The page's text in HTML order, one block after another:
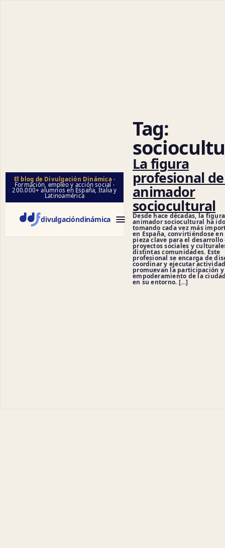
El blog de Divulgación Dinámica ·
Formación, empleo y acción social ·
200.000+ alumnos en España, Italia y
Latinoamérica
divulgacióndinámica
Tag:
La figura
profesional
animador
sociocultural
Desde hace décadas, la
animador sociocultural ha ido
tomando cada vez más
en España, convirtiéndose
pieza clave para el desarrollo
proyectos sociales y
distintas comunidades. Este
profesional se encarga de
coordinar y ejecutar
promuevan la participación
empoderamiento de la
en su entorno. […]